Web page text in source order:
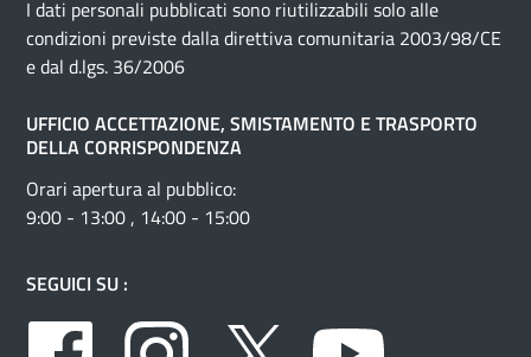
I dati personali pubblicati sono riutilizzabili solo alle
condizioni previste dalla direttiva comunitaria 2003/98/CE
e dal d.lgs. 36/2006
UFFICIO ACCETTAZIONE, SMISTAMENTO E TRASPORTO
DELLA CORRISPONDENZA
Orari apertura al pubblico:
9:00 - 13:00 , 14:00 - 15:00
SEGUICI SU :
Facebook
Instagram Twitter